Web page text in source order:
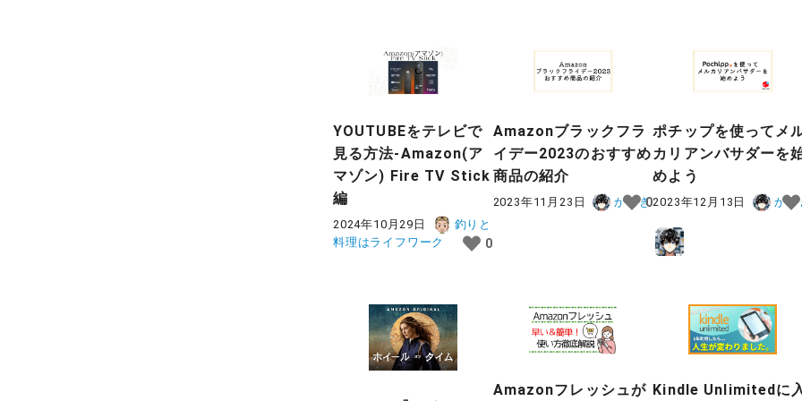
YOUTUBEをテレビで
見る方法-Amazon(ア
マゾン) Fire TV Stick
編
2024年10月29日
釣りと
料理はライフワーク
0
Amazonブラックフラ
イデー2023のおすすめ
商品の紹介
2023年11月23日 かずき
0
ポチップを使ってメ
カリアンバサダーを
めよう
2023年12月13日 かず
Amazonフレッシュが Kindle Unlimitedに